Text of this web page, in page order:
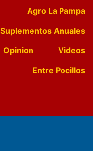
Agro La Pampa
Suplementos Anuales
Opinion
Videos
Entre Pocillos